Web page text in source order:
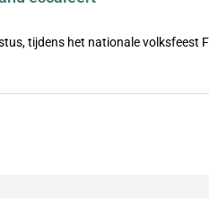
tijdens het nationale volksfeest